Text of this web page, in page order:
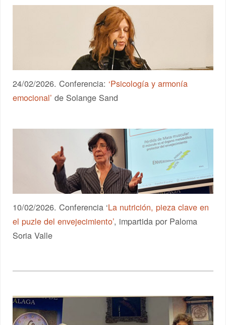
24/02/2026. Conferencia: ‘Psicología y armonía
emocional’ de Solange Sand
10/02/2026. Conferencia ‘La nutrición, pieza clave en
el puzle del envejecimiento’, impartida por Paloma
Soria Valle